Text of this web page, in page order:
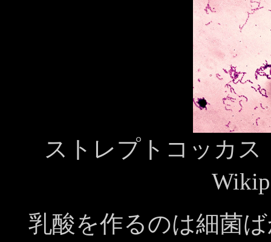
ストレプトコッカ
乳酸を作るのは細菌